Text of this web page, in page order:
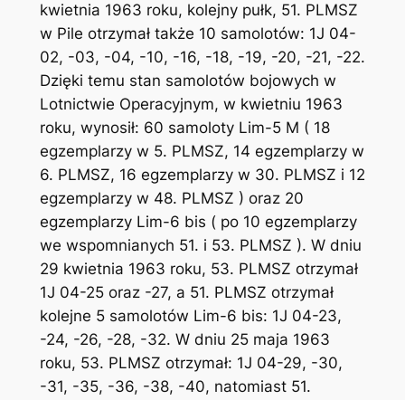
kwietnia 1963 roku, kolejny pułk, 51. PLMSZ
w Pile otrzymał także 10 samolotów: 1J 04-
02, -03, -04, -10, -16, -18, -19, -20, -21, -22.
Dzięki temu stan samolotów bojowych w
Lotnictwie Operacyjnym, w kwietniu 1963
roku, wynosił: 60 samoloty Lim-5 M ( 18
egzemplarzy w 5. PLMSZ, 14 egzemplarzy w
6. PLMSZ, 16 egzemplarzy w 30. PLMSZ i 12
egzemplarzy w 48. PLMSZ ) oraz 20
egzemplarzy Lim-6 bis ( po 10 egzemplarzy
we wspomnianych 51. i 53. PLMSZ ). W dniu
29 kwietnia 1963 roku, 53. PLMSZ otrzymał
1J 04-25 oraz -27, a 51. PLMSZ otrzymał
kolejne 5 samolotów Lim-6 bis: 1J 04-23,
-24, -26, -28, -32. W dniu 25 maja 1963
roku, 53. PLMSZ otrzymał: 1J 04-29, -30,
-31, -35, -36, -38, -40, natomiast 51.